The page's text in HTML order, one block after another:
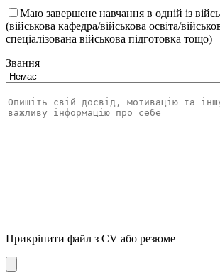
Маю завершене навчання в одній із
(військова кафедра/військова освіта/
спеціалізована військова підготовка тощо)
Звання
Прикріпити файл з CV або резюме